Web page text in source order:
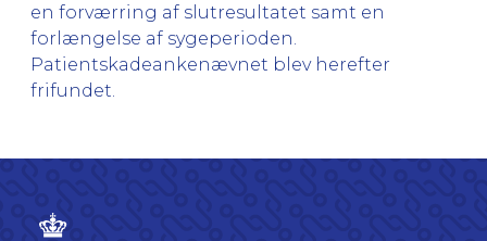
en forværring af slutresultatet samt en
forlængelse af sygeperioden.
Patientskadeankenævnet blev herefter
frifundet.